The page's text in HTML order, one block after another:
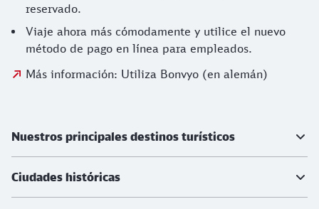
reservado.
Viaje ahora más cómodamente y utilice el nuevo
método de pago en línea para empleados.
Más información: Utiliza Bonvyo (en alemán)
Nuestros principales destinos turísticos
Ciudades históricas